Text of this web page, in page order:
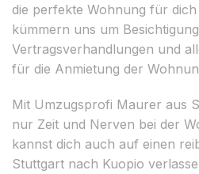
die perfekte Wohnung für
kümmern uns um
Vertragsverhandlungen und
für die Anmietung der
Mit Umzugsprofi Maurer aus
nur Zeit und Nerven bei der
kannst dich auch auf einen
Stuttgart nach Kuopio